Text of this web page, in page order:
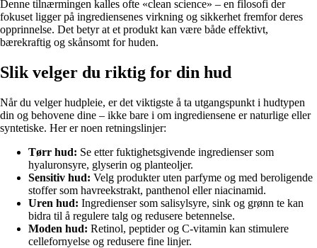
Denne tilnærmingen kalles ofte «clean science» – en filosofi der
fokuset ligger på ingrediensenes virkning og sikkerhet fremfor deres
opprinnelse. Det betyr at et produkt kan være både effektivt,
bærekraftig og skånsomt for huden.
Slik velger du riktig for din hud
Når du velger hudpleie, er det viktigste å ta utgangspunkt i hudtypen
din og behovene dine – ikke bare i om ingrediensene er naturlige eller
syntetiske. Her er noen retningslinjer:
Tørr hud: Se etter fuktighetsgivende ingredienser som
hyaluronsyre, glyserin og planteoljer.
Sensitiv hud: Velg produkter uten parfyme og med beroligende
stoffer som havreekstrakt, panthenol eller niacinamid.
Uren hud: Ingredienser som salisylsyre, sink og grønn te kan
bidra til å regulere talg og redusere betennelse.
Moden hud: Retinol, peptider og C-vitamin kan stimulere
cellefornyelse og redusere fine linjer.